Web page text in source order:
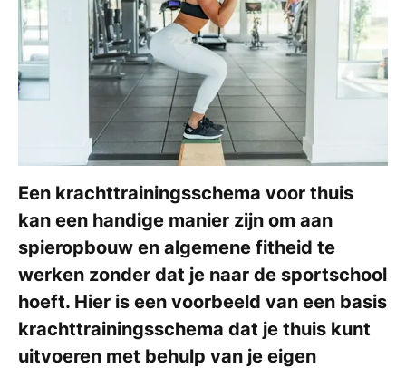
Een krachttrainingsschema voor thuis
kan een handige manier zijn om aan
spieropbouw en algemene fitheid te
werken zonder dat je naar de sportschool
hoeft. Hier is een voorbeeld van een basis
krachttrainingsschema dat je thuis kunt
uitvoeren met behulp van je eigen